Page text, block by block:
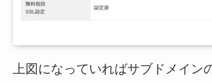
上図になっていればサブドメイン